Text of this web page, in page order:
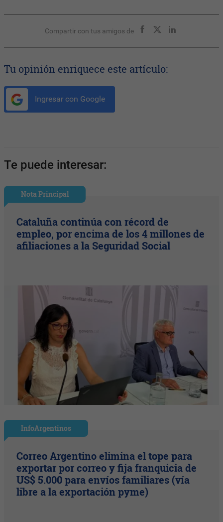
Compartir con tus amigos de
Tu opinión enriquece este artículo:
Ingresar con Google
Te puede interesar:
Nota Principal
Cataluña continúa con récord de
empleo, por encima de los 4 millones de
afiliaciones a la Seguridad Social
InfoArgentinos
Correo Argentino elimina el tope para
exportar por correo y fija franquicia de
US$ 5.000 para envíos familiares (vía
libre a la exportación pyme)